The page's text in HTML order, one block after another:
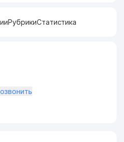
РубрикиСтатистика
позвонить